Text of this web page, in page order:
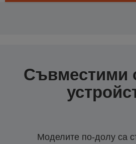
Съвместими
Моделите по-долу са